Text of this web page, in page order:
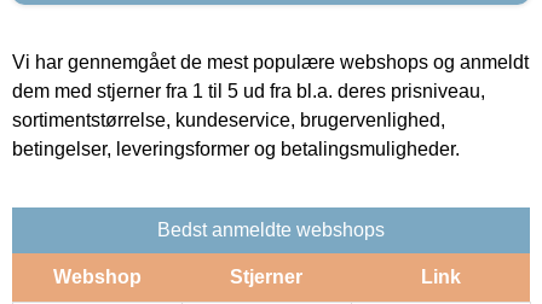
Vi har gennemgået de mest populære webshops og anmeldt
dem med stjerner fra 1 til 5 ud fra bl.a. deres prisniveau,
sortimentstørrelse, kundeservice, brugervenlighed,
betingelser, leveringsformer og betalingsmuligheder.
Bedst anmeldte webshops
Webshop Stjerner Link